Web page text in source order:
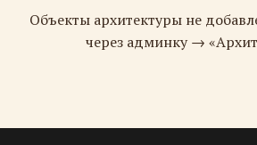
Объекты архитектуры не
через админку →